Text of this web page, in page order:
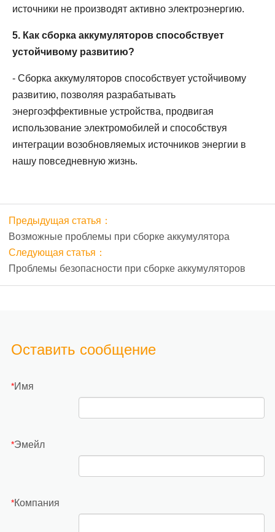
источники не производят активно электроэнергию.
5. Как сборка аккумуляторов способствует
устойчивому развитию?
- Сборка аккумуляторов способствует устойчивому
развитию, позволяя разрабатывать
энергоэффективные устройства, продвигая
использование электромобилей и способствуя
интеграции возобновляемых источников энергии в
нашу повседневную жизнь.
Предыдущая статья：
Возможные проблемы при сборке аккумулятора
Следующая статья：
Проблемы безопасности при сборке аккумуляторов
Оставить сообщение
*Имя
*Эмейл
*Компания